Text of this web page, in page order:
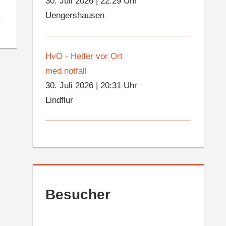
Uengershausen
HvO - Helfer vor Ort
med.notfall
30. Juli 2026 |20:31 Uhr
Lindflur
Besucher